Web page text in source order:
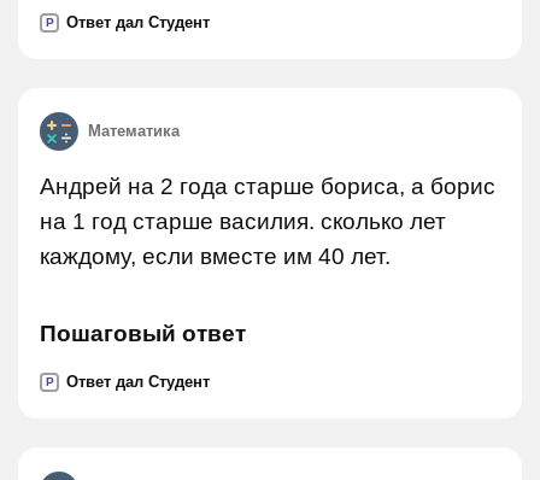
P Ответ дал Студент
Математика
Андрей на 2 года старше бориса, а борис
на 1 год старше василия. сколько лет
каждому, если вместе им 40 лет.
Пошаговый ответ
P Ответ дал Студент